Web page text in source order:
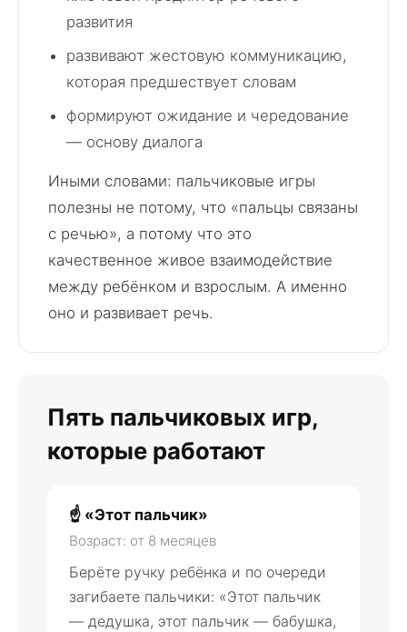
развития
развивают жестовую коммуникацию,
которая предшествует словам
формируют ожидание и чередование
— основу диалога
Иными словами: пальчиковые игры
полезны не потому, что «пальцы связаны
с речью», а потому что это
качественное живое взаимодействие
между ребёнком и взрослым. А именно
оно и развивает речь.
Пять пальчиковых игр,
которые работают
☝️ «Этот пальчик»
Возраст: от 8 месяцев
Берёте ручку ребёнка и по очереди
загибаете пальчики: «Этот пальчик
— дедушка, этот пальчик — бабушка,